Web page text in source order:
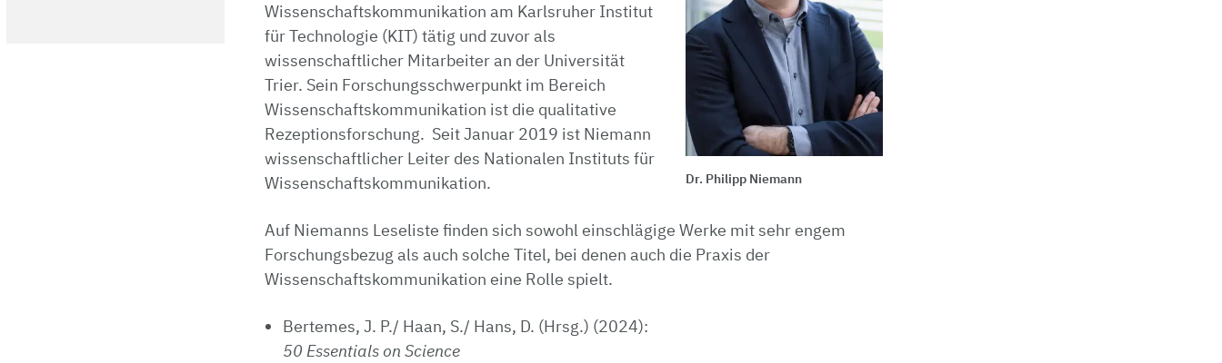
Wissenschaftskommunikation am Karlsruher Institut
für Technologie (KIT) tätig und zuvor als
wissenschaftlicher Mitarbeiter an der Universität
Trier. Sein Forschungsschwerpunkt im Bereich
Wissenschaftskommunikation ist die qualitative
Rezeptionsforschung. Seit Januar 2019 ist Niemann
wissenschaftlicher Leiter des Nationalen Instituts für
Wissenschaftskommunikation.
Dr. Philipp Niemann
Auf Niemanns Leseliste finden sich sowohl einschlägige Werke mit sehr engem
Forschungsbezug als auch solche Titel, bei denen auch die Praxis der
Wissenschaftskommunikation eine Rolle spielt.
Bertemes, J. P./ Haan, S./ Hans, D. (Hrsg.) (2024):
50 Essentials on Science